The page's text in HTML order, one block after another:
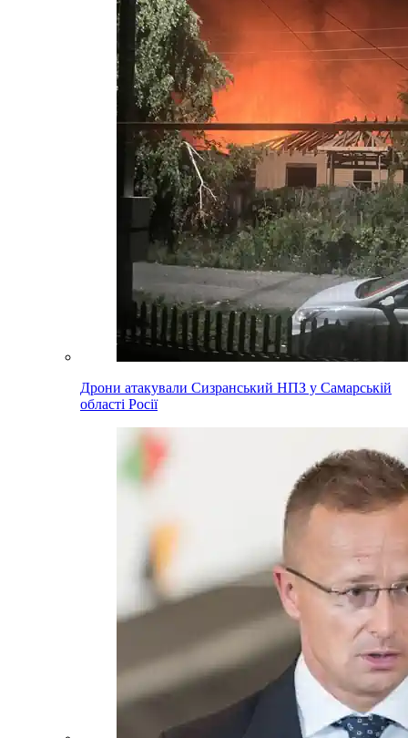
Дрони атакували Сизранський НПЗ у Самарській
області Росії